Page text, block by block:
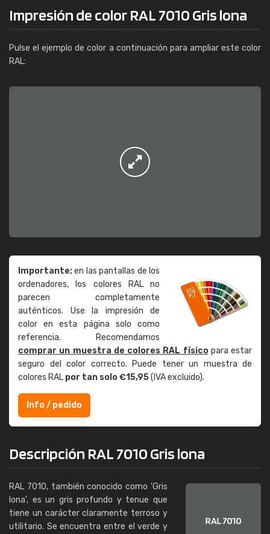
Impresión de color RAL 7010 Gris lona
Pulse el ejemplo de color a continuación para ampliar este color
RAL:
Importante:en las pantallas de los
ordenadores, los colores RAL no
parecen completamente
auténticos. Use la impresión de
color en esta página solo como
referencia. Recomendamos
comprar un muestra de colores RAL físicopara estar
seguro del color correcto. Puede tener un muestra de
colores RAL por tan solo €15,95(IVA excluido).
Info / pedido
Descripción RAL 7010 Gris lona
RAL 7010, también conocido como 'Gris
lona', es un gris profundo y tenue que
tiene un carácter claramente terroso y
utilitario. Se encuentra entre el verde y